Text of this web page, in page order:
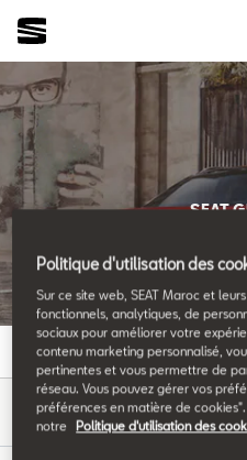
SEAT
All the
B C D E
Politique d'utilisation des
Sur ce site web, SEAT Maroc et
fonctionnels, analytiques, de
sociaux pour améliorer votre
contenu marketing personnalisé,
pertinentes et vous permettre de
réseau. Vous pouvez gérer vos
préférences en matière de
notre
Politique d'utilisation des